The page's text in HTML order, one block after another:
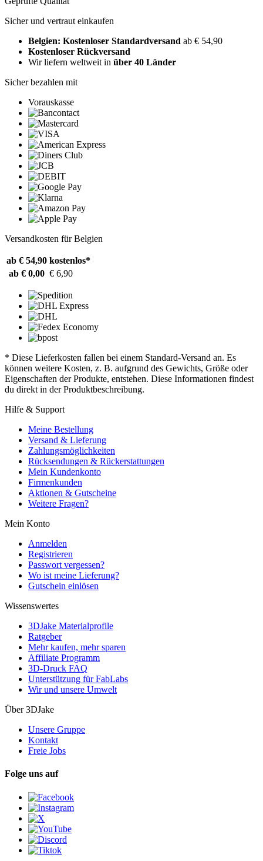
Sicher und vertraut einkaufen
Belgien: Kostenloser Standardversand ab € 54,90
Kostenloser Rückversand
Wir liefern weltweit in über 40 Länder
Sicher bezahlen mit
Vorauskasse
Versandkosten für Belgien
ab € 54,90 kostenlos*
ab € 0,00 € 6,90
* Diese Lieferkosten fallen bei einem Standard-Versand an. Es
können weitere Kosten, z. B. aufgrund des Gewichts, Größe oder
Eigenschaften der Produkte, entstehen. Diese Informationen findest
du direkt in der Produktbeschreibung.
Hilfe & Support
Meine Bestellung
Versand & Lieferung
Zahlungsmöglichkeiten
Rücksendungen & Rückerstattungen
Mein Kundenkonto
Firmenkunden
Aktionen & Gutscheine
Weitere Fragen?
Mein Konto
Anmelden
Registrieren
Passwort vergessen?
Wo ist meine Lieferung?
Gutschein einlösen
Wissenswertes
3DJake Materialprofile
Ratgeber
Mehr kaufen, mehr sparen
Affiliate Programm
3D-Druck FAQ
Unterstützung für FabLabs
Wir und unsere Umwelt
Über 3DJake
Unsere Gruppe
Kontakt
Freie Jobs
Folge uns auf